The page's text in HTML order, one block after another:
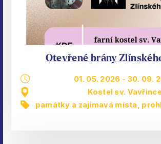
Otevřené brány
01. 05. 2026 - 30. 09.
Kostel sv.
památky a zajímavá místa